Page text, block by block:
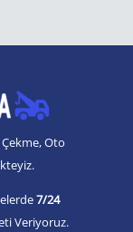
Oto
7/24
Veriyoruz.